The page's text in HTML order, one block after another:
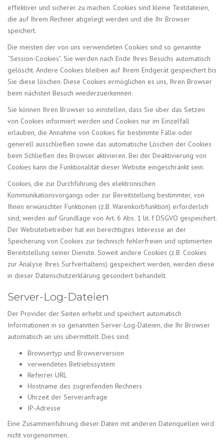
effektiver und sicherer zu machen. Cookies sind kleine Textdateien,
die auf Ihrem Rechner abgelegt werden und die Ihr Browser
speichert.
Die meisten der von uns verwendeten Cookies sind so genannte
“Session-Cookies”. Sie werden nach Ende Ihres Besuchs automatisch
gelöscht. Andere Cookies bleiben auf Ihrem Endgerät gespeichert bis
Sie diese löschen. Diese Cookies ermöglichen es uns, Ihren Browser
beim nächsten Besuch wiederzuerkennen.
Sie können Ihren Browser so einstellen, dass Sie über das Setzen
von Cookies informiert werden und Cookies nur im Einzelfall
erlauben, die Annahme von Cookies für bestimmte Fälle oder
generell ausschließen sowie das automatische Löschen der Cookies
beim Schließen des Browser aktivieren. Bei der Deaktivierung von
Cookies kann die Funktionalität dieser Website eingeschränkt sein.
Cookies, die zur Durchführung des elektronischen
Kommunikationsvorgangs oder zur Bereitstellung bestimmter, von
Ihnen erwünschter Funktionen (z.B. Warenkorbfunktion) erforderlich
sind, werden auf Grundlage von Art. 6 Abs. 1 lit. f DSGVO gespeichert.
Der Websitebetreiber hat ein berechtigtes Interesse an der
Speicherung von Cookies zur technisch fehlerfreien und optimierten
Bereitstellung seiner Dienste. Soweit andere Cookies (z.B. Cookies
zur Analyse Ihres Surfverhaltens) gespeichert werden, werden diese
in dieser Datenschutzerklärung gesondert behandelt.
Server-Log-Dateien
Der Provider der Seiten erhebt und speichert automatisch
Informationen in so genannten Server-Log-Dateien, die Ihr Browser
automatisch an uns übermittelt. Dies sind:
Browsertyp und Browserversion
verwendetes Betriebssystem
Referrer URL
Hostname des zugreifenden Rechners
Uhrzeit der Serveranfrage
IP-Adresse
Eine Zusammenführung dieser Daten mit anderen Datenquellen wird
nicht vorgenommen.